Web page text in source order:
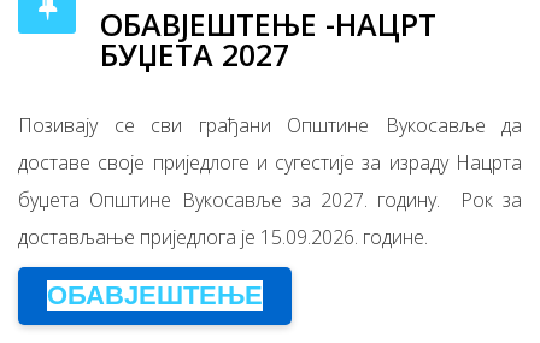
ОБАВЈЕШТЕЊЕ -НАЦРТ
БУЏЕТА 2027
Позивају се сви грађани Општине Вукосавље да
доставе своје приједлоге и сугестије за израду Нацрта
буџета Општине Вукосавље за 2027. годину. Рок за
достављање приједлога је 15.09.2026. године.
ОБАВЈЕШТЕЊЕ